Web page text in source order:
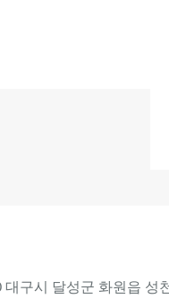
구시 달성군 화원읍 성